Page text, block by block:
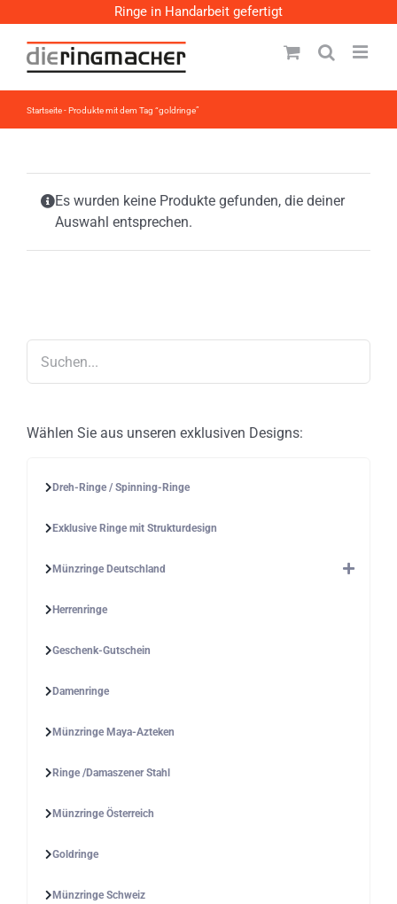
Ringe in Handarbeit gefertigt
Inhalt
springen
Startseite-Produkte mit dem Tag “goldringe”
Es wurden keine Produkte gefunden, die deiner
Auswahl entsprechen.
Wählen Sie aus unseren exklusiven Designs:
Dreh-Ringe / Spinning-Ringe
Exklusive Ringe mit Strukturdesign
Münzringe Deutschland
Herrenringe
Geschenk-Gutschein
Damenringe
Münzringe Maya-Azteken
Ringe /Damaszener Stahl
Münzringe Österreich
Goldringe
Münzringe Schweiz